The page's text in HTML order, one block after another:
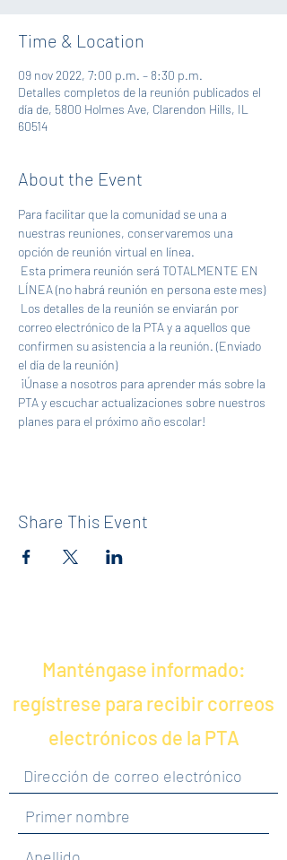
Time & Location
09 nov 2022, 7:00 p.m. – 8:30 p.m.
Detalles completos de la reunión publicados el
día de, 5800 Holmes Ave, Clarendon Hills, IL
60514
About the Event
Para facilitar que la comunidad se una a
nuestras reuniones, conservaremos una
opción de reunión virtual en línea.
LÍNEA (no habrá reunión en persona este mes)
correo electrónico de la PTA y a aquellos que
confirmen su asistencia a la reunión. (Enviado
el día de la reunión)
PTA y escuchar actualizaciones sobre nuestros
planes para el próximo año escolar!
Share This Event
Manténgase informado:
regístrese para recibir correos
electrónicos de la PTA